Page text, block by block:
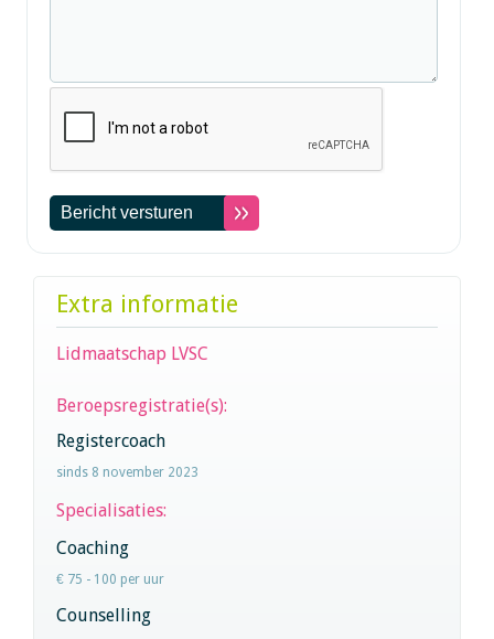
Extra informatie
Lidmaatschap LVSC
Beroepsregistratie(s):
Registercoach
sinds 8 november 2023
Specialisaties:
Coaching
€ 75 - 100 per uur
Counselling